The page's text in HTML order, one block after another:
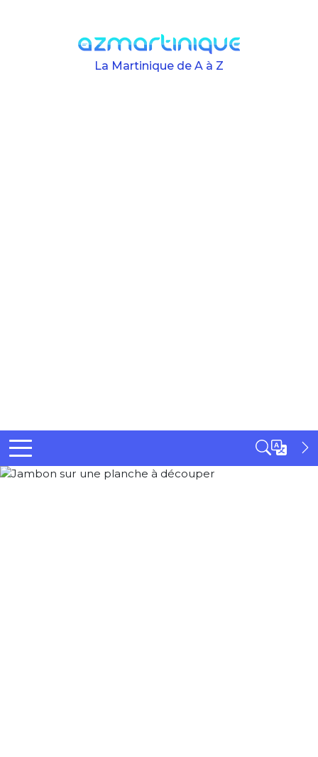
La Martinique de A à Z